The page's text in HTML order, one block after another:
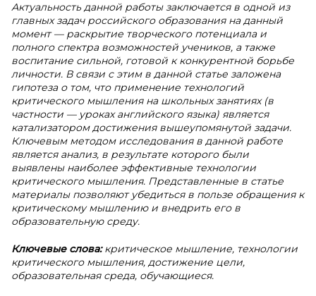
Актуальность данной работы заключается в одной из
главных задач российского образования на данный
момент — раскрытие творческого потенциала и
полного спектра возможностей учеников, а также
воспитание сильной, готовой к конкурентной борьбе
личности. В связи с этим в данной статье заложена
гипотеза о том, что применение технологий
критического мышления на школьных занятиях (в
частности — уроках английского языка) является
катализатором достижения вышеупомянутой задачи.
Ключевым методом исследования в данной работе
является анализ, в результате которого были
выявлены наиболее эффективные технологии
критического мышления. Представленные в статье
материалы позволяют убедиться в пользе обращения к
критическому мышлению и внедрить его в
образовательную среду.
Ключевые слова:критическое мышление, технологии
критического мышления, достижение цели,
образовательная среда, обучающиеся.